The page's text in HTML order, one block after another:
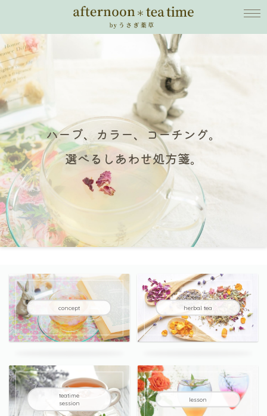
ハーブ、カラー、コーチング。
選べるしあわせ処方箋。
concept herbal tea
teatime
session
lesson